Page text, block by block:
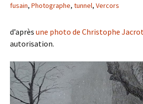
fusain, Photographe, tunnel, Vercors
d’après une photo de Christophe
autorisation.